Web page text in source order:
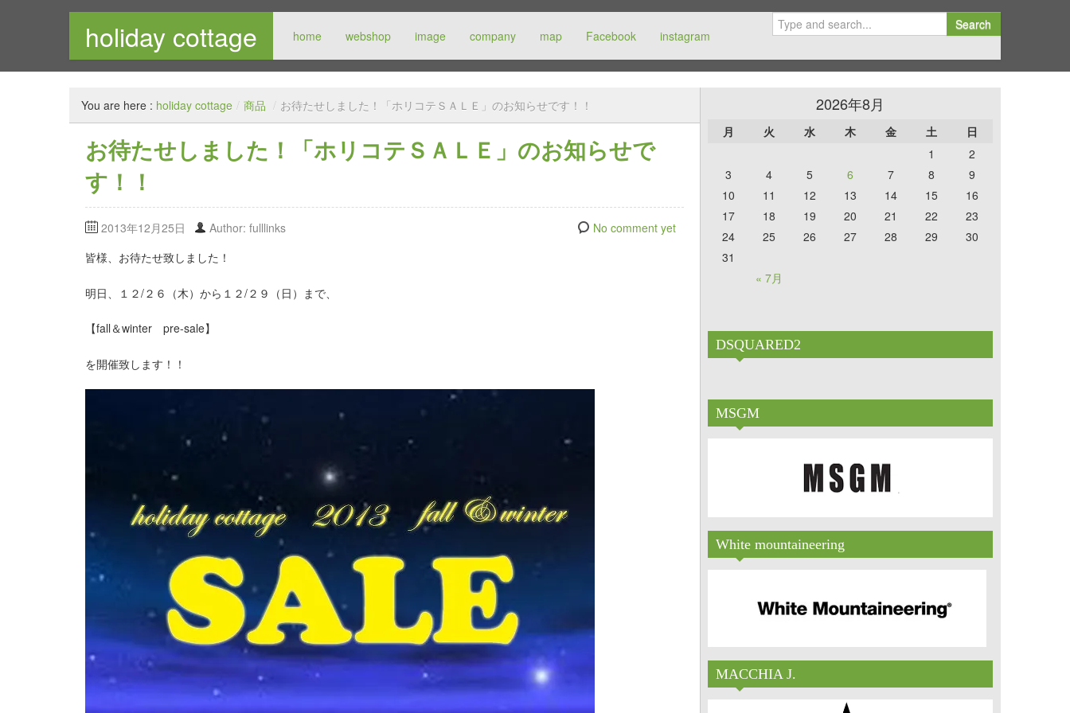
holiday cottage home webshop image company map Facebook instagram
Search
メンズセレクトショップ
You are here : holiday cottage / 商品 / お待たせしました！「ホリコテＳＡＬＥ」のお知らせです！！
お待たせしました！「ホリコテＳＡＬＥ」のお知らせで
す！！
2013年12月25日 Author: fulllinks
No comment yet
皆様、お待たせ致しました！
明日、１２/２６（木）から１２/２９（日）まで、
【fall＆winter pre-sale】
を開催致します！！
2026年8月
月 火 水 木 金 土 日
« 7月
1
2
3
4 5 6 7 8
9
10
11 12 13 14 15
16
17
18 19 20 21 22
23
24
25 26 27 28 29
30
31
DSQUARED2
MSGM
White mountaineering
MACCHIA J.